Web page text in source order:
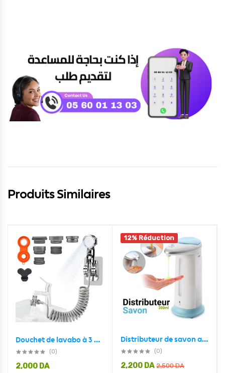
Produits Similaires
Douchet de lavabo à 3 Modes réglables télescopique
(0)
2,000 DA
12% Réduction
Distributeur de savon automatique à capteur sans contact 300 ml
(0)
2,500DA
2,200 DA